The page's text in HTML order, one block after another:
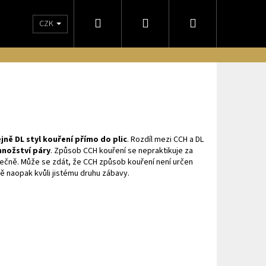
OBCHODNÍ PODMÍNKY DORUČENIE NA SLOVENSKO
CZK Hledat PřihlášeníNákupní
DLstyl kouřenípřímo do plic. Rozdíl mezi CCH a DL
páry. Způsob CCH kouření se nepraktikuje za
Může se zdát, že CCH způsob kouření není určen
kvůli jistému druhu zábavy.